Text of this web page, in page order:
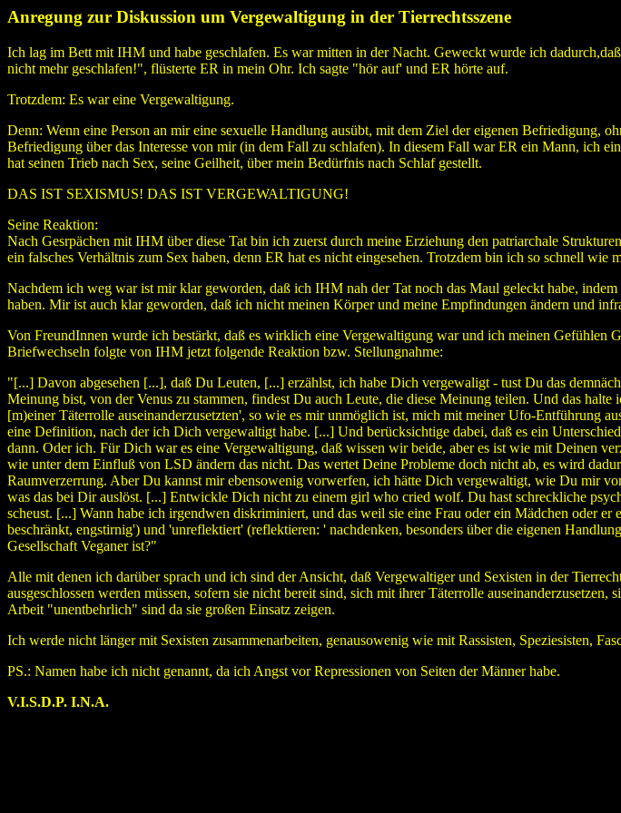
Anregung zur Diskussion um Vergewaltigung in der Tierrechtsszene
Ich lag im Bett mit IHM und habe geschlafen. Es war mitten in der Nacht. Geweckt wurde ich
nicht mehr geschlafen!", flüsterte ER in mein Ohr. Ich sagte "hör auf' und ER hörte auf.
Trotzdem: Es war eine Vergewaltigung.
Denn: Wenn eine Person an mir eine sexuelle Handlung ausübt, mit dem Ziel der eigenen Befriedigung,
Befriedigung über das Interesse von mir (in dem Fall zu schlafen). In diesem Fall war ER ein Mann, ich
hat seinen Trieb nach Sex, seine Geilheit, über mein Bedürfnis nach Schlaf gestellt.
DAS IST SEXISMUS! DAS IST VERGEWALTIGUNG!
Seine Reaktion:
Nach Gesrpächen mit IHM über diese Tat bin ich zuerst durch meine Erziehung den patriarchale
ein falsches Verhältnis zum Sex haben, denn ER hat es nicht eingesehen. Trotzdem bin ich so schnell
Nachdem ich weg war ist mir klar geworden, daß ich IHM nah der Tat noch das Maul geleckt habe,
haben. Mir ist auch klar geworden, daß ich nicht meinen Körper und meine Empfindungen ändern und
Von FreundInnen wurde ich bestärkt, daß es wirklich eine Vergewaltigung war und ich meinen
Briefwechseln folgte von IHM jetzt folgende Reaktion bzw. Stellungnahme:
"[...] Davon abgesehen [...], daß Du Leuten, [...] erzählst, ich habe Dich vergewaligt - tust Du das
Meinung bist, von der Venus zu stammen, findest Du auch Leute, die diese Meinung teilen. Und das
[m)einer Täterrolle auseinanderzusetzten', so wie es mir unmöglich ist, mich mit meiner Ufo-Entführung
eine Definition, nach der ich Dich vergewaltigt habe. [...] Und berücksichtige dabei, daß es ein
dann. Oder ich. Für Dich war es eine Vergewaltigung, daß wissen wir beide, aber es ist wie mit Deinen
wie unter dem Einfluß von LSD ändern das nicht. Das wertet Deine Probleme doch nicht ab, es wird
Raumverzerrung. Aber Du kannst mir ebensowenig vorwerfen, ich hätte Dich vergewaltigt, wie Du mir
was das bei Dir auslöst. [...] Entwickle Dich nicht zu einem girl who cried wolf. Du hast schreckliche
scheust. [...] Wann habe ich irgendwen diskriminiert, und das weil sie eine Frau oder ein Mädchen oder
beschränkt, engstirnig') und 'unreflektiert' (reflektieren: ' nachdenken, besonders über die eigenen
Gesellschaft Veganer ist?"
Alle mit denen ich darüber sprach und ich sind der Ansicht, daß Vergewaltiger und Sexisten in der
ausgeschlossen werden müssen, sofern sie nicht bereit sind, sich mit ihrer Täterrolle
Arbeit "unentbehrlich" sind da sie großen Einsatz zeigen.
Ich werde nicht länger mit Sexisten zusammenarbeiten, genausowenig wie mit Rassisten, Speziesisten,
PS.: Namen habe ich nicht genannt, da ich Angst vor Repressionen von Seiten der Männer habe.
V.I.S.D.P. I.N.A.